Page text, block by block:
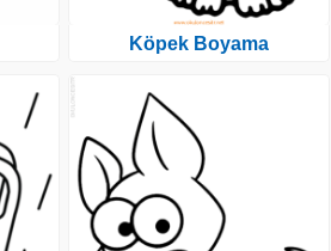
Köpek Boyama